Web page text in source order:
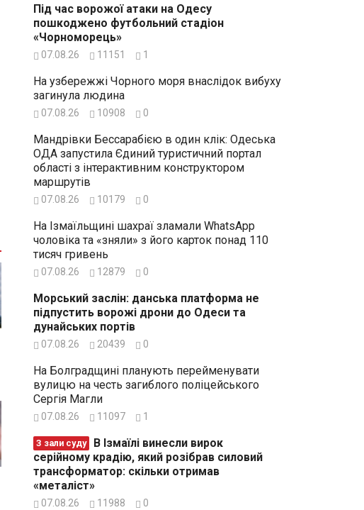
Під час ворожої атаки на Одесу
пошкоджено футбольний стадіон
«Чорноморець»
07.08.26 11151 1
На узбережжі Чорного моря внаслідок вибуху
загинула людина
07.08.26 10908 0
Мандрівки Бессарабією в один клік: Одеська
ОДА запустила Єдиний туристичний портал
області з інтерактивним конструктором
маршрутів
07.08.26 10179 0
На Ізмаїльщині шахраї зламали WhatsApp
чоловіка та «зняли» з його карток понад 110
тисяч гривень
07.08.26 12879 0
Морський заслін: данська платформа не
підпустить ворожі дрони до Одеси та
дунайських портів
07.08.26 20439 0
На Болградщині планують перейменувати
вулицю на честь загиблого поліцейського
Сергія Магли
07.08.26 11097 1
З зали суду
серійному крадію, який розібрав силовий
трансформатор: скільки отримав
«металіст»
07.08.26 11988 0